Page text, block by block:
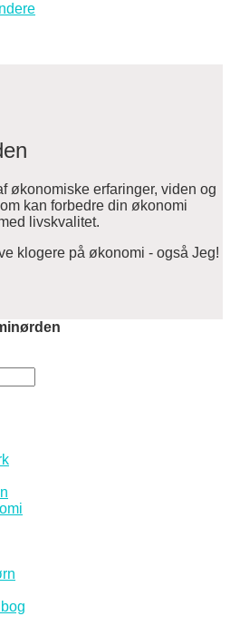
økonomiske erfaringer, viden og
kan forbedre din økonomi
livskvalitet.
klogere på økonomi - også Jeg!